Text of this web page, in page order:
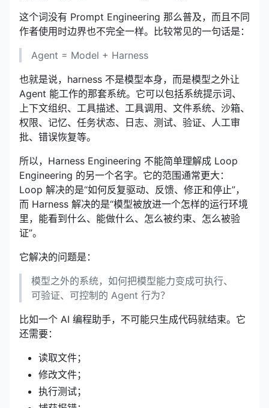
这个词没有 Prompt Engineering 那么普及，而且不同
作者使用时边界也不完全一样。比较常见的一句话是：
Agent = Model + Harness
也就是说，harness 不是模型本身，而是模型之外让
Agent 能工作的那套系统。它可以包括系统提示词、
上下文组织、工具描述、工具调用、文件系统、沙箱、
权限、记忆、任务状态、日志、测试、验证、人工审
批、错误恢复等。
所以，Harness Engineering 不能简单理解成 Loop
Engineering 的另一个名字。它的范围通常更大：
Loop 解决的是“如何反复驱动、反馈、修正和停止”，
而 Harness 解决的是“模型被放进一个怎样的运行环境
里，能看到什么、能做什么、怎么被约束、怎么被验
证”。
它解决的问题是：
模型之外的系统，如何把模型能力变成可执行、
可验证、可控制的 Agent 行为？
比如一个 AI 编程助手，不可能只生成代码就结束。它
还需要：
读取文件；
修改文件；
执行测试；